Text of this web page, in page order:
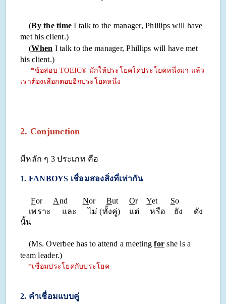
(By the time I talk to the manager, Phillips will have
met his client.)
(When I talk to the manager, Phillips will have met
his client.)
*ข้อสอบ TOEIC® มักให้ประโยคใดประโยคหนึ่งมา แล้ว
เราต้องเลือกตอบอีกประโยคหนึ่ง
2. Conjunction
มีหลัก ๆ 3 ประเภท คือ
1. FANBOYS เชื่อมสองสิ่งที่เท่ากัน
ForAnd Nor But OrYet So
เพราะ และ ไม่ (ทั้งคู่) แต่ หรือ ยัง ดัง
นั้น
(Ms. Overbee has to attend a meetingfor she is a
team leader.)
*เชื่อมประโยคกับประโยค
2. คำเชื่อมแบบคู่